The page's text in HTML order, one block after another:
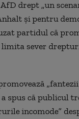
drept „un
și pentru
partidul că
sever
spus că publicul
incomode”